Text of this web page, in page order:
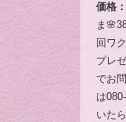
価格：
ま
回ワ
プレ
でお
は
いた